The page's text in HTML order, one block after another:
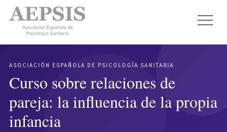
ASOCIACIÓN ESPAÑOLA DE PSICOLOGÍA SANITARIA
Curso sobre relaciones de
pareja: la influencia de la propia
infancia